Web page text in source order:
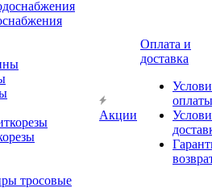
тросовые
Акции
Оплата и
доставка
оплаты